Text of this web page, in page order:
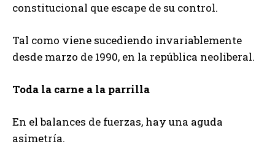
constitucional que escape de su control.
Tal como viene sucediendo invariablemente
desde marzo de 1990, en la república neoliberal.
Toda la carne a la parrilla
En el balances de fuerzas, hay una aguda
asimetría.